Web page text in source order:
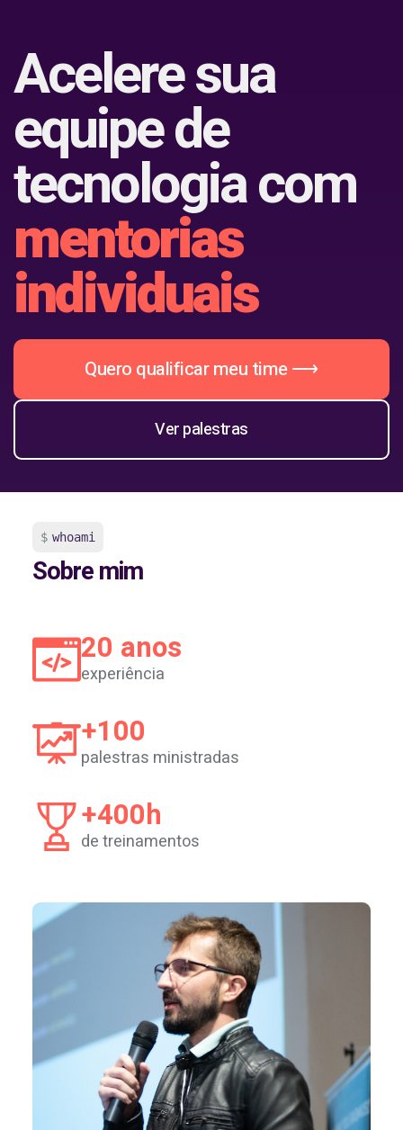
Acelere sua
equipede
tecnologia com
mentorias
individuais
Quero qualificar meu time ⟶
Ver palestras
whoami
Sobre mim
20 anos
experiência
+100
palestras ministradas
+400h
de treinamentos